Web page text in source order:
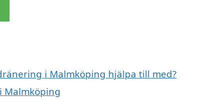
i Malmköping hjälpa till med?
Malmköping